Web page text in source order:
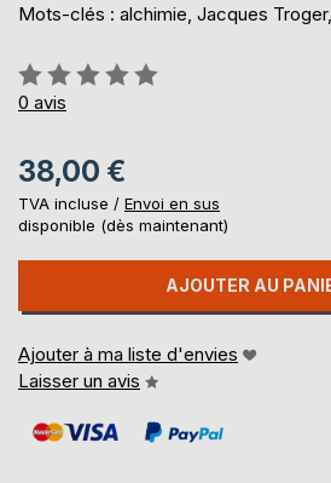
Mots-clés : alchimie, Jacques
Évaluation:
0%
0 avis
38,00 €
TVA incluse / Envoi en sus
disponible (dès maintenant)
AJOUTER AU
Ajouter à ma liste d'envies
Laisser un avis